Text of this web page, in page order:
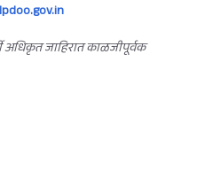
अधिकृत जाहिरात काळजीपूर्वक